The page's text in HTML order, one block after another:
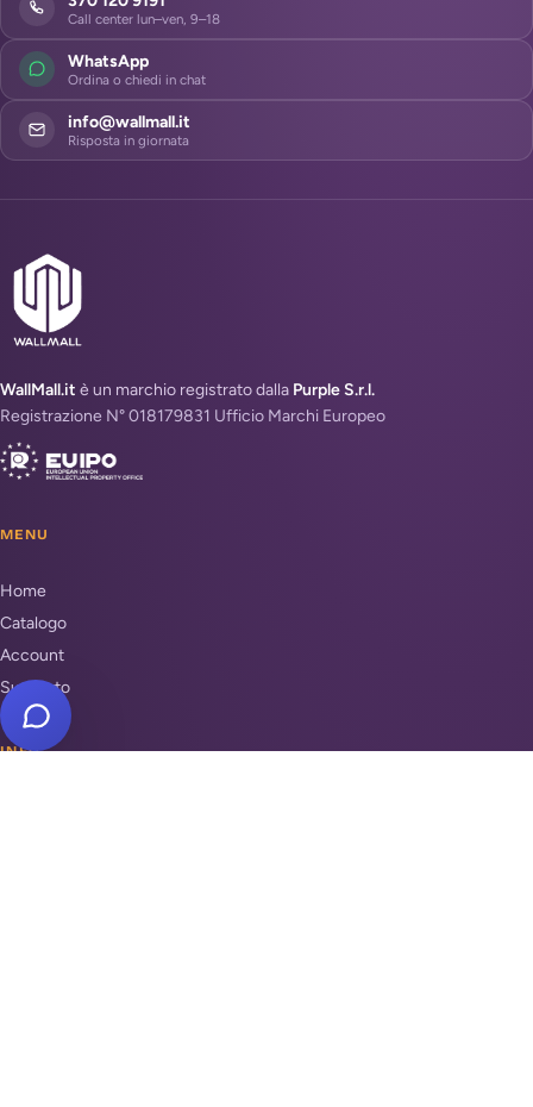
Call center lun–ven, 9–18
WhatsApp
Ordina o chiedi in chat
info@wallmall.it
Risposta in giornata
WallMall.it è un marchio registrato dalla Purple S.r.l.
Registrazione N° 018179831 Ufficio Marchi Europeo
MENU
Home
Catalogo
Account
Supporto
INFO